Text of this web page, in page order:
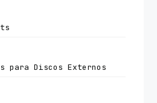
para Discos Externos